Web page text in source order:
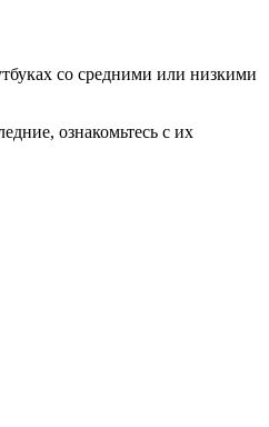
со средними или низкими
ознакомьтесь с их